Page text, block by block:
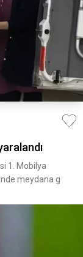
1. Mobilya
meydana g